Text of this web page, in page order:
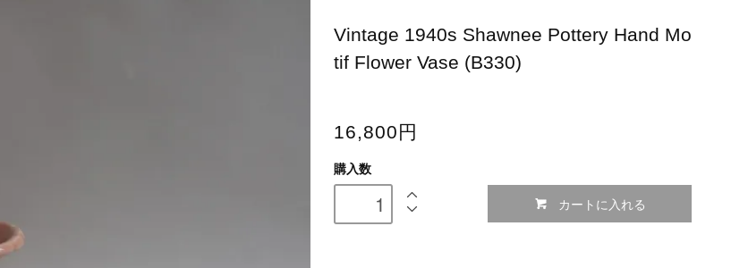
Vintage 1940s Shawnee Pottery Hand Mo
tif Flower Vase (B330)
16,800円
購入数
カートに入れる